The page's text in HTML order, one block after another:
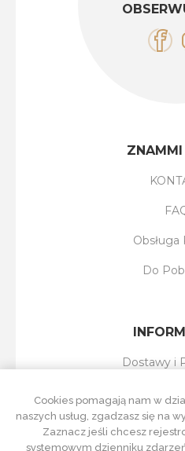
ZNAMMI
Obsługa
Do
Dostawy i
Cookies pomagają nam w
naszych usług, zgadzasz się na
Zaznacz jeśli chcesz
systemowym dzienniku